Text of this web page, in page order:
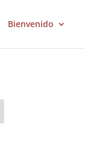
Bienvenido